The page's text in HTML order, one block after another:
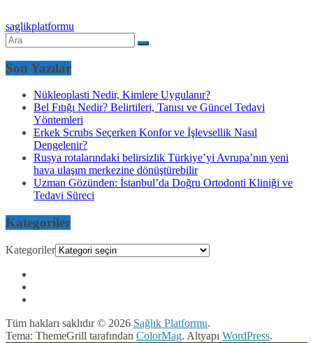
saglikplatformu
Son Yazılar
Nükleoplasti Nedir, Kimlere Uygulanır?
Bel Fıtığı Nedir? Belirtileri, Tanısı ve Güncel Tedavi
Yöntemleri
Erkek Scrubs Seçerken Konfor ve İşlevsellik Nasıl
Dengelenir?
Rusya rotalarındaki belirsizlik Türkiye’yi Avrupa’nın yeni
hava ulaşım merkezine dönüştürebilir
Uzman Gözünden: İstanbul’da Doğru Ortodonti Kliniği ve
Tedavi Süreci
Kategoriler
Kategoriler
Tüm hakları saklıdır © 2026 Sağlık Platformu.
Tema: ThemeGrill tarafından ColorMag. Altyapı WordPress.